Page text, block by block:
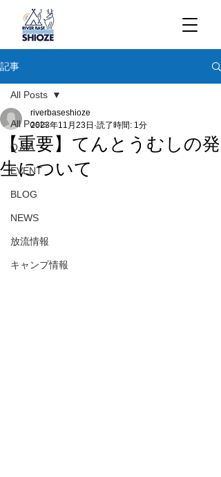
記事
All Posts
Q＆A
EVENT
BLOG
NEWS
放流情報
キャンプ情報
All Posts
【重要】てんとうむしの発
生について
riverbaseshioze
2023年11月23日 読了時間: 1分